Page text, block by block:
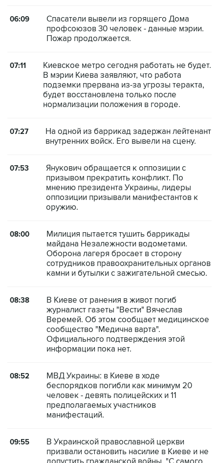
06:09
Спасатели вывели из горящего Дома
профсоюзов 30 человек - данные мэрии.
Пожар продолжается.
07:11
Киевское метро сегодня работать не будет.
В мэрии Киева заявляют, что работа
подземки прервана из-за угрозы теракта,
будет восстановлена только после
нормализации положения в городе.
07:27
На одной из баррикад задержан лейтенант
внутренних войск. Его вывели на сцену.
07:53
Янукович обращается к оппозиции с
призывом прекратить конфликт. По
мнению президента Украины, лидеры
оппозиции призывали манифестантов к
оружию.
08:00
Милиция пытается тушить баррикады
майдана Незалежности водометами.
Оборона лагеря бросает в сторону
сотрудников правоохранительных органов
камни и бутылки с зажигательной смесью.
08:38
В Киеве от ранения в живот погиб
журналист газеты "Вести" Вячеслав
Веремей. Об этом сообщает медицинское
сообщество "Медична варта".
Официального подтверждения этой
информации пока нет.
08:52
МВД Украины: в Киеве в ходе
беспорядков погибли как минимум 20
человек - девять полицейских и 11
предполагаемых участников
манифестаций.
09:55
В Украинской православной церкви
призвали остановить насилие в Киеве и не